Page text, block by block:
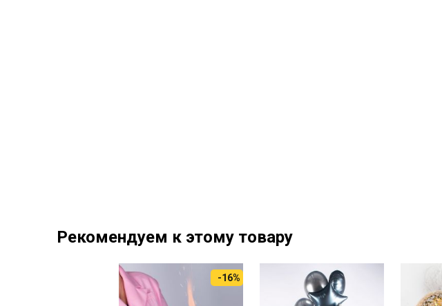
Рекомендуем к этому товару
-16%